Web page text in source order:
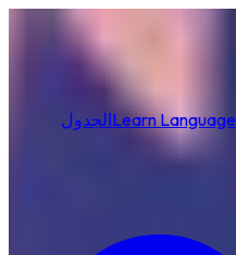
Learn Languageالجدول